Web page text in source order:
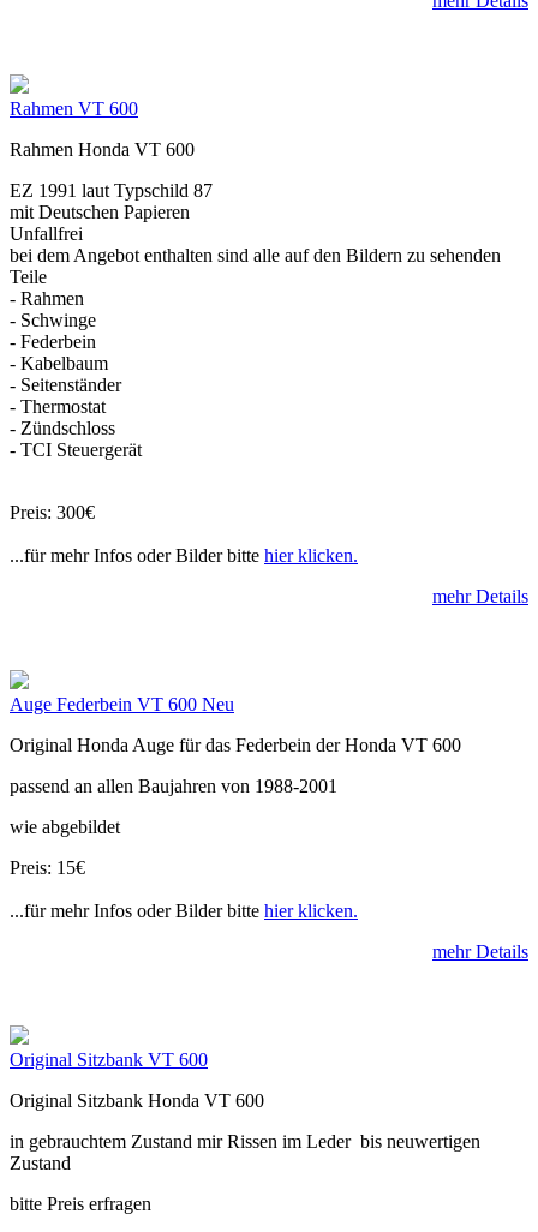
Rahmen VT 600
Rahmen Honda VT 600
EZ 1991 laut Typschild 87
mit Deutschen Papieren
Unfallfrei
bei dem Angebot enthalten sind alle auf den Bildern zu sehenden
Teile
- Rahmen
- Schwinge
- Federbein
- Kabelbaum
- Seitenständer
- Thermostat
- Zündschloss
- TCI Steuergerät
Preis: 300€
...für mehr Infos oder Bilder bitte hier klicken.
mehr Details
Auge Federbein VT 600 Neu
Original Honda Auge für das Federbein der Honda VT 600
passend an allen Baujahren von 1988-2001
wie abgebildet
Preis: 15€
...für mehr Infos oder Bilder bitte hier klicken.
mehr Details
Original Sitzbank VT 600
Original Sitzbank Honda VT 600
in gebrauchtem Zustand mir Rissen im Leder bis neuwertigen
Zustand
bitte Preis erfragen